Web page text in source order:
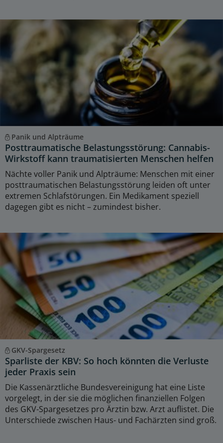
Panik und Alpträume
Posttraumatische Belastungsstörung: Cannabis-
Wirkstoff kann traumatisierten Menschen helfen
Nächte voller Panik und Alpträume: Menschen mit einer
posttraumatischen Belastungsstörung leiden oft unter
extremen Schlafstörungen. Ein Medikament speziell
dagegen gibt es nicht – zumindest bisher.
GKV-Spargesetz
Sparliste der KBV: So hoch könnten die Verluste
jeder Praxis sein
Die Kassenärztliche Bundesvereinigung hat eine Liste
vorgelegt, in der sie die möglichen finanziellen Folgen
des GKV-Spargesetzes pro Ärztin bzw. Arzt auflistet. Die
Unterschiede zwischen Haus- und Fachärzten sind groß.